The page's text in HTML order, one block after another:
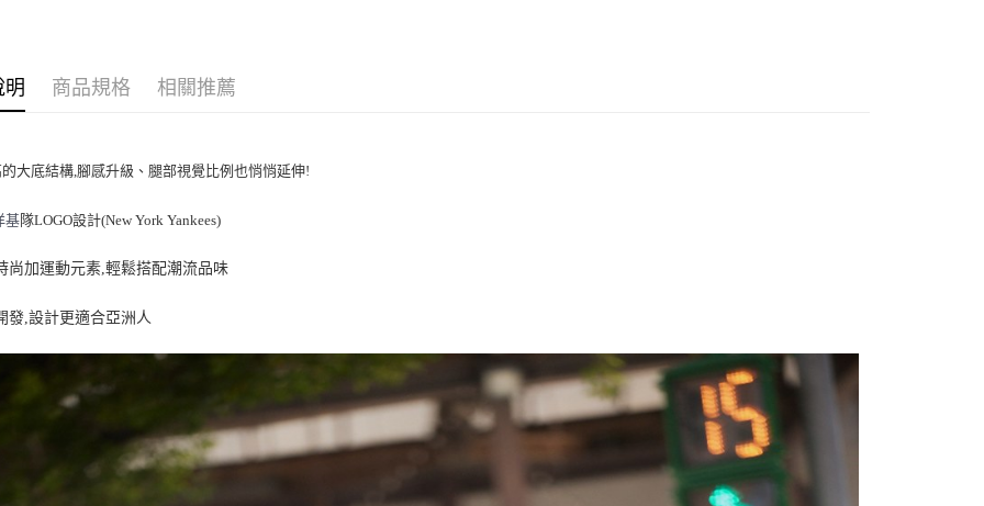
明 商品規格 相關推薦
大底結構,腳感升級、腿部視覺比例也悄悄延伸!
基隊LOGO設計(New York Yankees)
尚加運動元素,輕鬆搭配潮流品味
發,設計更適合亞洲人